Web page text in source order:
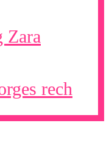
Zara
rech